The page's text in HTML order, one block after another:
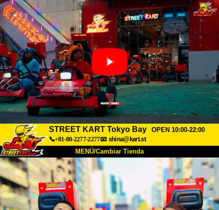
STREET KART Tokyo Bay
OPEN 10:00-22:00
📞+81-80-2277-2277📧 shina@kart.st
MENÚ/Cambiar Tienda
INICIO
Acerca de Especificaciones Precios
Acceso Testimonios Preguntas Frecuentes